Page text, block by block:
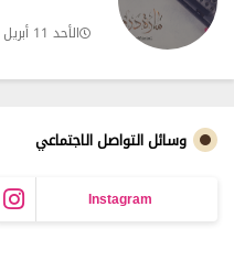
الأحد 11 أبريل 2010
وسائل التواصل الاجتماعي
Instagram